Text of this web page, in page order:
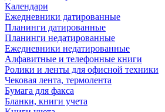
Календари
Ежедневники датированные
Планинги датированные
Планинги недатированные
Ежедневники недатированные
Алфавитные и телефонные книги
Ролики и ленты для офисной техники
Чековая лента, термолента
Бумага для факса
Бланки, книги учета